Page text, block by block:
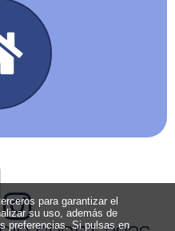
para garantizar el
su uso, además de
preferencias. Si pulsas en